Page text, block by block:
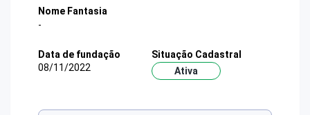
Nome Fantasia
-
Data de fundação
08/11/2022
Situação Cadastral
Ativa